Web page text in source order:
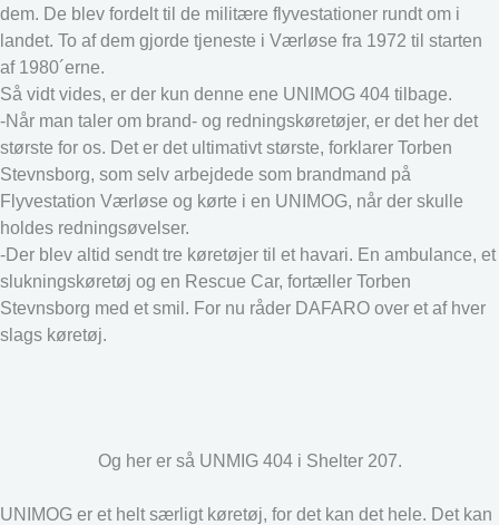
dem. De blev fordelt til de militære flyvestationer rundt om i
landet. To af dem gjorde tjeneste i Værløse fra 1972 til starten
af 1980´erne.
Så vidt vides, er der kun denne ene UNIMOG 404 tilbage.
-Når man taler om brand- og redningskøretøjer, er det her det
største for os. Det er det ultimativt største, forklarer Torben
Stevnsborg, som selv arbejdede som brandmand på
Flyvestation Værløse og kørte i en UNIMOG, når der skulle
holdes redningsøvelser.
-Der blev altid sendt tre køretøjer til et havari. En ambulance, et
slukningskøretøj og en Rescue Car, fortæller Torben
Stevnsborg med et smil. For nu råder DAFARO over et af hver
slags køretøj.
Og her er så UNMIG 404 i Shelter 207.
UNIMOG er et helt særligt køretøj, for det kan det hele. Det kan